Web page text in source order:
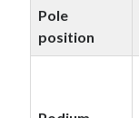
Pole
position